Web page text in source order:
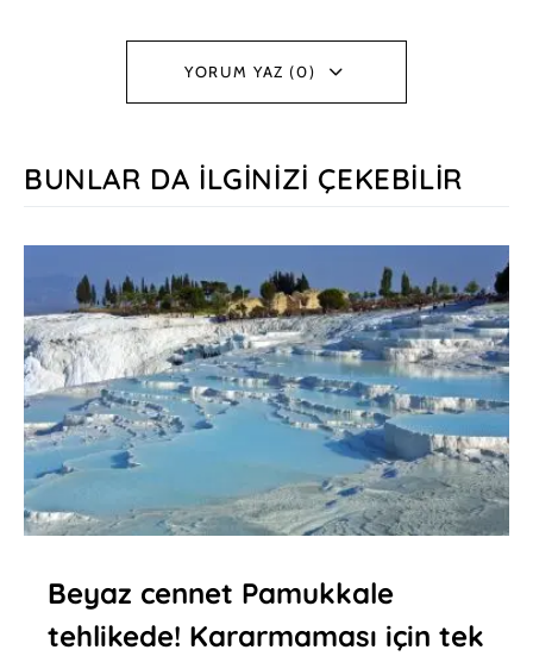
YORUM YAZ (0)
BUNLAR DA İLGINIZI ÇEKEBILIR
Beyaz cennet Pamukkale
tehlikede! Kararmaması için tek